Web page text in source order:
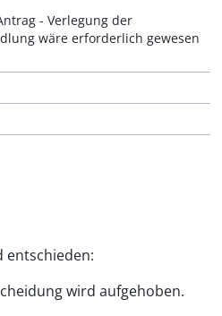
- Verlegung der
wäre erforderlich gewesen
entschieden:
wird aufgehoben.